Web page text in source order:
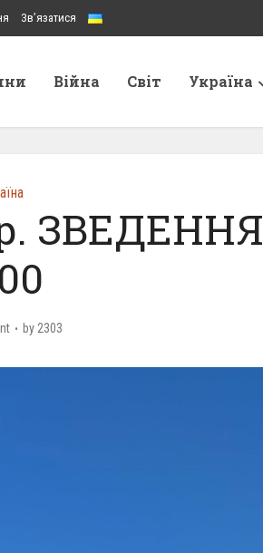
Зв’язатися
Війна Світ Україна
ЗВЕДЕННЯ
by 2303